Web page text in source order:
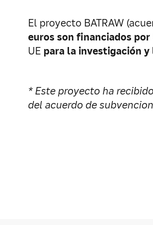
El proyecto BATRAW
euros son financiados
UE para la investigación y
* Este proyecto ha
del acuerdo de